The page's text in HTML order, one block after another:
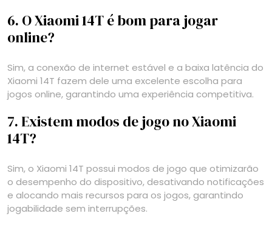
6. O Xiaomi 14T é bom para jogar
online?
Sim, a conexão de internet estável e a baixa latência do
Xiaomi 14T fazem dele uma excelente escolha para
jogos online, garantindo uma experiência competitiva.
7. Existem modos de jogo no Xiaomi
14T?
Sim, o Xiaomi 14T possui modos de jogo que otimizarão
o desempenho do dispositivo, desativando notificações
e alocando mais recursos para os jogos, garantindo
jogabilidade sem interrupções.